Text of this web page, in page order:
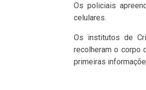
Os policiais
celulares.
Os institutos de
recolheram o corpo
primeiras